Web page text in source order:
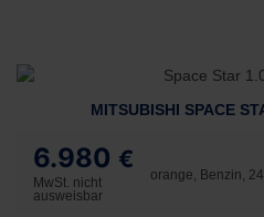
MITSUBISHI SPACE
6.980 €
MwSt. nicht
ausweisbar
orange, Benzin,